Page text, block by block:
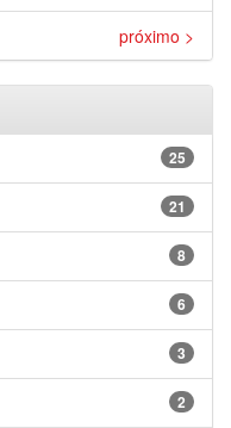
próximo >
25
21
8
6
3
2